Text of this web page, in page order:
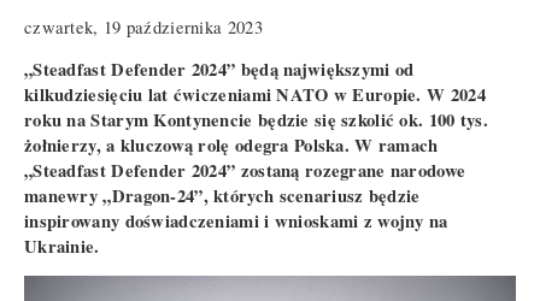
czwartek, 19 października 2023
„Steadfast Defender 2024” będą największymi od
kilkudziesięciu lat ćwiczeniami NATO w Europie. W 2024
roku na Starym Kontynencie będzie się szkolić ok. 100 tys.
żołnierzy, a kluczową rolę odegra Polska. W ramach
„Steadfast Defender 2024” zostaną rozegrane narodowe
manewry „Dragon-24”, których scenariusz będzie
inspirowany doświadczeniami i wnioskami z wojny na
Ukrainie.